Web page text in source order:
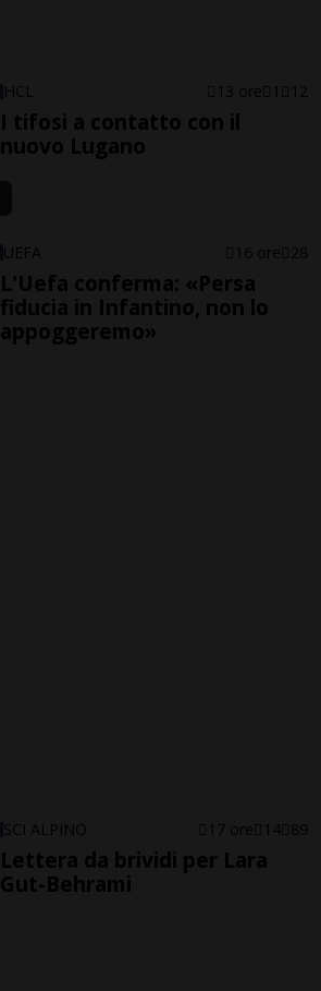
HCL 13 ore 1 12
I tifosi a contatto con il
nuovo Lugano
UEFA 16 ore 28
L'Uefa conferma: «Persa
fiducia in Infantino, non lo
appoggeremo»
SCI ALPINO 17 ore 14 89
Lettera da brividi per Lara
Gut-Behrami